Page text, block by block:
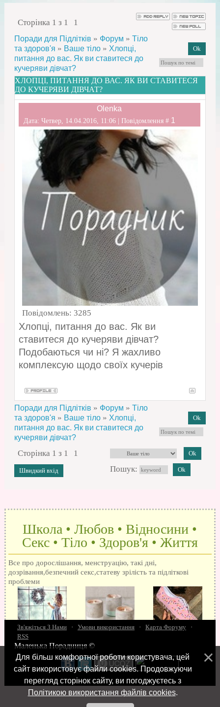
Сторінка 1 з 1 1
Поради для Підлітків » Форум » Тіло
та здоров'я » Ваше тіло » Хлопці,
питання до вас. Як ви ставитеся до
кучеряви дівчат?
ХЛОПЦІ, ПИТАННЯ ДО ВАС. ЯК ВИ СТАВИТЕСЯ
ДО КУЧЕРЯВИ ДІВЧАТ?
Olenka
Дата: Четвер, 14.04.2016, 11:06 | Повідомлення # 1
Повідомлень: 3285
Хлопці, питання до вас. Як ви
ставитеся до кучеряви дівчат?
Подобаються чи ні? Я жахливо
комплексую щодо своїх кучерів
Поради для Підлітків » Форум » Тіло
та здоров'я » Ваше тіло » Хлопці,
питання до вас. Як ви ставитеся до
кучеряви дівчат?
Сторінка 1 з 1
1
Пошук:
Школа • Любов • Відносини •
Секс • Тіло • Здоров'я • Життя
Все про дорослішання, менструацію, такі дні,
дозрівання,безпечний секс,статеву зрілість та підліткові
проблеми
15 запитань про секс Як досягти оргазм
поцілунки Позбуваємось синців завагітніти після першого разу Хлопець хоче сексу
робити мінєт"Люблю" і "кохаю" різниця Про перший секс Займатися сексом
Зв'яжіться З Нами · Умови використання · Карта Форуму
·
RSS
Маленька Порадниця ©
Для більш комфортної роботи користувача, цей
сайт використовує файли cookies. Продовжуючи
перегляд сторінок сайту, ви погоджуєтесь з
Політикою використання файлів cookies.